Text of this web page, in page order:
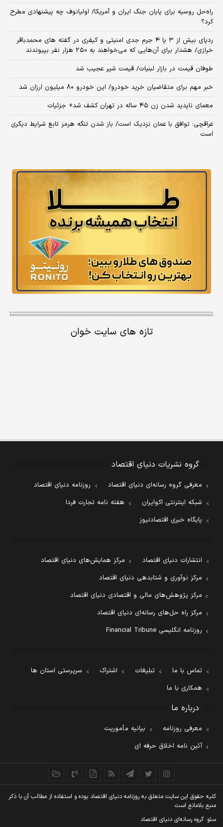
راه‌حل روسیه برای پایان جنگ ایران و آمریکا/ اولیانوف چه پیشنهادی مطرح
کرد؟
ردپای بیش از ۳ یا ۴ جرم جدی امنیتی و کیفری در گفته های محمدباقر
خرازی/ هشدار برای آن‌هایی که می‌خواهند به ۲۵۰ هزار نفر بپیوندند
طوفان قیمت در بازار لبنیات/ قیمت شیر عجیب شد
خبر مهم برای متقاضیان خرید خودرو/ این خودرو ۸۰ میلیون ارزان شد
معمای ناپدید شدن زن ۴۵ ساله در تهران کشف شد+ جزئیات
عراقچی: توافق با عمان نزدیک است/ باز شدن تنگه هرمز تابع شرایط دیگری
است
تازه های سایت خوان
گروه نشریات دنیای اقتصاد
معرفی گروه رسانه‌ای دنیای اقتصاد
روزنامه دنیای اقتصاد
شبکه اینترنتی اکوایران
هفته نامه تجارت فردا
پایگاه خبری اقتصادنیوز
انتشارات دنیای اقتصاد
مرکز همایش‌های دنیای اقتصاد
مرکز نوآوری و شتابدهی دنیای اقتصاد
مرکز پژوهش‌های مالی و اقتصادی دنیای اقتصاد
مرکز راه حل‌های رسانه‌ای دنیای اقتصاد
روزنامه انگلیسی Financial Tribune
تماس با ما تبلیغات اشتراک
سرپرستی استان ها
همکاری با ما
درباره ما
معرفی روزنامه
بیانیه مأموریت
آئین نامه اخلاق حرفه ای
کليه حقوق اين سايت متعلق به روزنامه دنيای اقتصاد بوده و استفاده از مطالب آن با ذکر
منبع بلامانع است
سئو: گروه رسانه‌ای دنیای اقتصاد